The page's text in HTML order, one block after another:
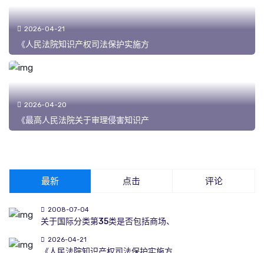
2026-04-21
《人民法院知识产权司法保护实施方
2026-04-20
《最高人民法院关于审理侵害知识产
最新 点击 评论
2008-07-04
关于国际分类第35类是否包括商场、
2026-04-21